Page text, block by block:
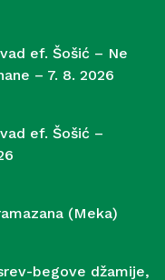
ef. Šošić – Ne
– 7. 8. 2026
ef. Šošić –
(Meka)
begove džamije,